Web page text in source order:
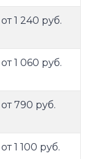
от 1 240 руб.
от 1 060 руб.
от 790 руб.
от 1 100 руб.